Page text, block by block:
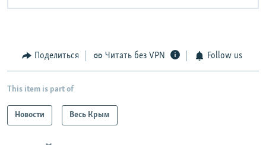
Поделиться Читать без VPN Follow us
This item is part of
Новости Весь Крым